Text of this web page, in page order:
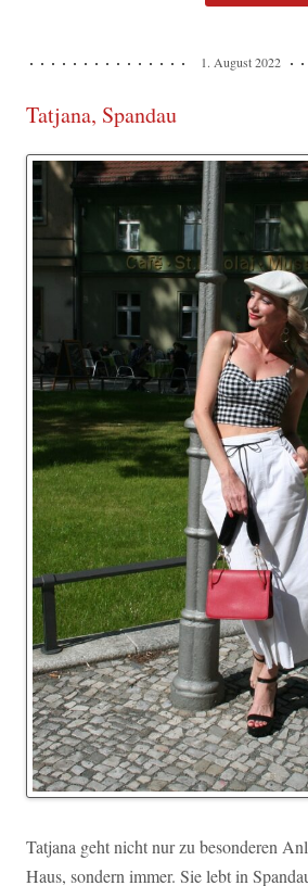
1. August 2022
Tatjana, Spandau
Tatjana geht nicht nur zu besonderen
Haus, sondern immer. Sie lebt in